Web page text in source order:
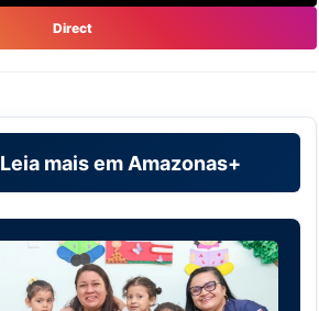
Direct
Leia mais em Amazonas+